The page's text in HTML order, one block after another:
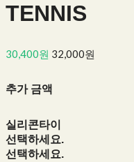
TENNIS
30,400원 32,000원
추가 금액
실리콘타이
선택하세요.
선택하세요.